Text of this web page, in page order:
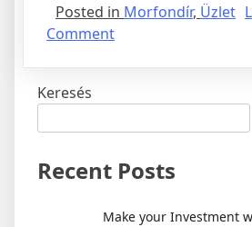
Posted in Morfondír, Üzlet
Commenton
a
Keresés
Recent Posts
Make your Investment